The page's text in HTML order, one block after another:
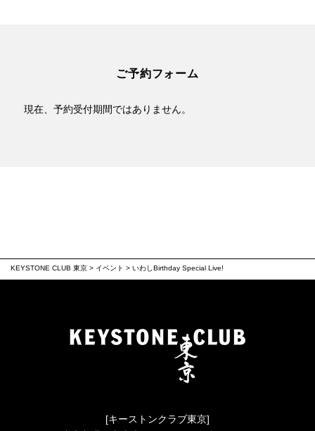
ご予約フォーム
現在、予約受付期間ではありません。
KEYSTONE CLUB 東京 > イベント > いわしBirthday Special Live!
[キーストンクラブ東京]